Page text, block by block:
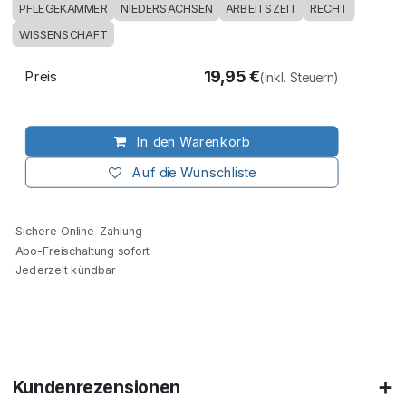
PFLEGEKAMMER
NIEDERSACHSEN ARBEITSZEIT RECHT
WISSENSCHAFT
In den Warenkorb
Auf die Wunschliste
Preis 19,95€(inkl. Steuern)
Sichere Online-Zahlung
Abo-Freischaltung sofort
Jederzeit kündbar
Kundenrezensionen